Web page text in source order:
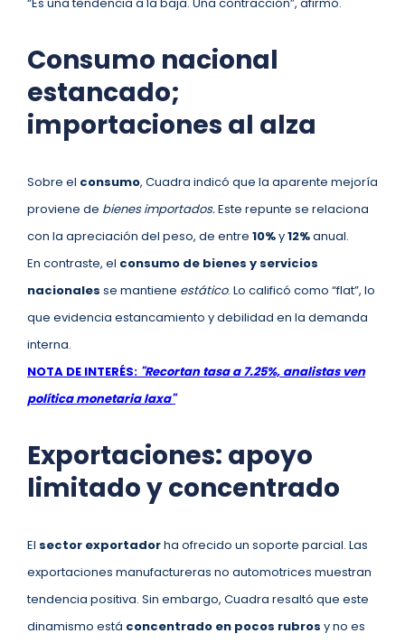
Consumo nacional
estancado;
importaciones al alza
Sobre el consumo, Cuadra indicó que la aparente mejoría
proviene de bienes importados.Este repunte se relaciona
con la apreciación del peso, de entre 10%y12%anual.
En contraste, el consumo de bienes y servicios
nacionales se mantiene estático. Lo calificó como “flat”, lo
que evidencia estancamiento y debilidad en la demanda
interna.
NOTA DE INTERÉS: "Recortan tasa a 7.25%, analistas ven
política monetaria laxa"
Exportaciones: apoyo
limitado y concentrado
El sector exportadorha ofrecido un soporte parcial. Las
exportaciones manufactureras no automotrices muestran
tendencia positiva. Sin embargo, Cuadra resaltó que este
dinamismo está concentrado en pocos rubros y no es